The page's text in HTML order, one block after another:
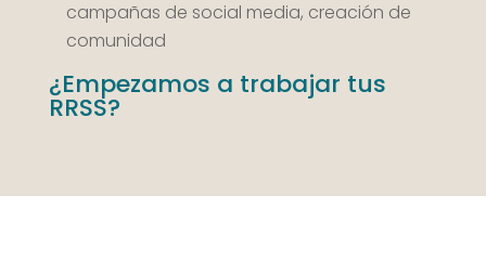
campañas de social media, creación de
comunidad
¿Empezamos a trabajar tus
RRSS?